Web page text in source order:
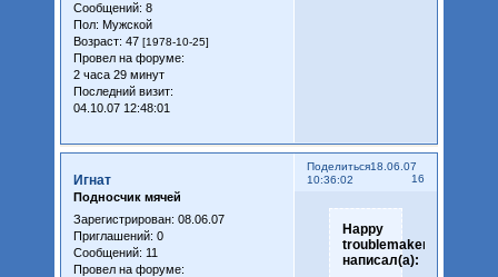
Сообщений: 8
Пол: Мужской
Возраст: 47 [1978-10-25]
Провел на форуме:
2 часа 29 минут
Последний визит:
04.10.07 12:48:01
Поделиться
16
18.06.07
10:36:02
Игнат
Подносчик мячей
Зарегистрирован: 08.06.07
Приглашений: 0
Сообщений: 11
Провел на форуме:
Happy
troublemaker
написал(а):